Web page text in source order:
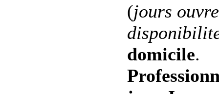
(jours
domicile.